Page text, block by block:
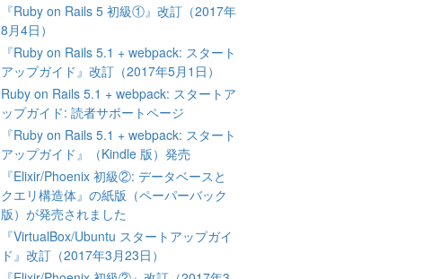
『Ruby on Rails 5 初級①』改訂（2017年
8月4日）
『Ruby on Rails 5.1 + webpack: スタート
アップガイド』改訂（2017年5月1日）
Ruby on Rails 5.1 + webpack: スタートア
ップガイド: 読者サポートページ
『Ruby on Rails 5.1 + webpack: スタート
アップガイド』（Kindle 版）発売
『Elixir/Phoenix 初級②: データベースと
クエリ構造体』の紙版（ペーパーバック
版）が発売されました
『VirtualBox/Ubuntu スタートアップガイ
ド』改訂（2017年3月23日）